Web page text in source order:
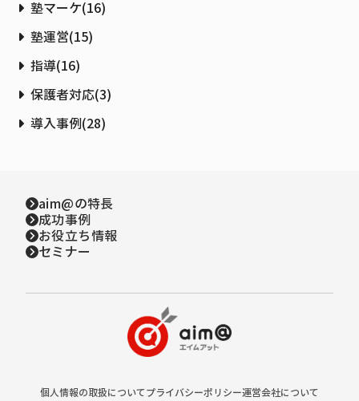
塾マーケ(16)
塾運営(15)
指導(16)
保護者対応(3)
導入事例(28)
aim@の特長
成功事例
お役立ち情報
セミナー
個人情報の取扱について プライバシーポリシー運営会社について